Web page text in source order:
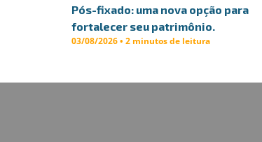
Pós-fixado: uma nova opção para
fortalecer seu patrimônio.
03/08/2026 • 2 minutos de leitura